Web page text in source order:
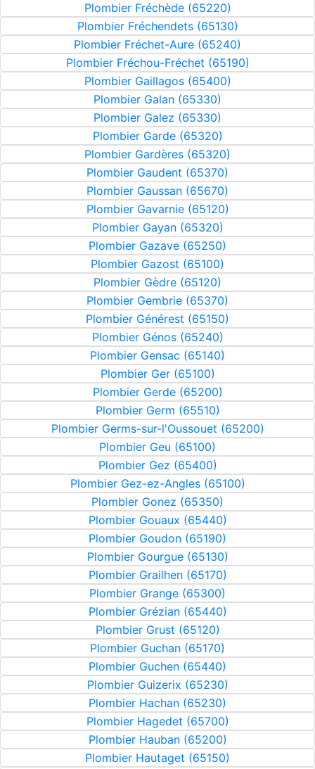
Plombier Fréchède (65220)
Plombier Fréchendets (65130)
Plombier Fréchet-Aure (65240)
Plombier Fréchou-Fréchet (65190)
Plombier Gaillagos (65400)
Plombier Galan (65330)
Plombier Galez (65330)
Plombier Garde (65320)
Plombier Gardères (65320)
Plombier Gaudent (65370)
Plombier Gaussan (65670)
Plombier Gavarnie (65120)
Plombier Gayan (65320)
Plombier Gazave (65250)
Plombier Gazost (65100)
Plombier Gèdre (65120)
Plombier Gembrie (65370)
Plombier Générest (65150)
Plombier Génos (65240)
Plombier Gensac (65140)
Plombier Ger (65100)
Plombier Gerde (65200)
Plombier Germ (65510)
Plombier Germs-sur-l'Oussouet (65200)
Plombier Geu (65100)
Plombier Gez (65400)
Plombier Gez-ez-Angles (65100)
Plombier Gonez (65350)
Plombier Gouaux (65440)
Plombier Goudon (65190)
Plombier Gourgue (65130)
Plombier Grailhen (65170)
Plombier Grange (65300)
Plombier Grézian (65440)
Plombier Grust (65120)
Plombier Guchan (65170)
Plombier Guchen (65440)
Plombier Guizerix (65230)
Plombier Hachan (65230)
Plombier Hagedet (65700)
Plombier Hauban (65200)
Plombier Hautaget (65150)